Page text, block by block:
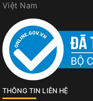
Việt Nam
THÔNG TIN LIÊN HỆ